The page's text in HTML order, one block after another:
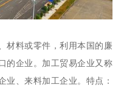
材料或零件，利用本国的廉
的企业。加工贸易企业又称
业、来料加工企业。特点：